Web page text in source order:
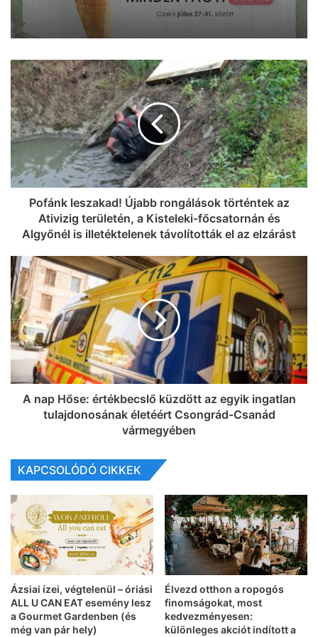
Így éld túl a rekordhőséget: 499 Ft-ért
adja a fagyit a Reök Cukrászda!
Jöhet egy Pulled Pork szendvics és egy
hideg Pilsner a Napfény Műterem
teraszán?
Pofánk leszakad! Újabb rongálások történtek az
Ativizig területén, a Kisteleki-főcsatornán és
Algyőnél is illetéktelenek távolították el az elzárást
A nap Hőse: értékbecslő küzdött az egyik ingatlan
tulajdonosának életéért Csongrád-Csanád
vármegyében
KAPCSOLÓDÓ CIKKEK
Ázsiai ízei, végtelenül – óriási
ALL U CAN EAT esemény lesz
a Gourmet Gardenben (és
még van pár hely)
Élvezd otthon a ropogós
finomságokat, most
kedvezményesen:
különleges akciót indított a